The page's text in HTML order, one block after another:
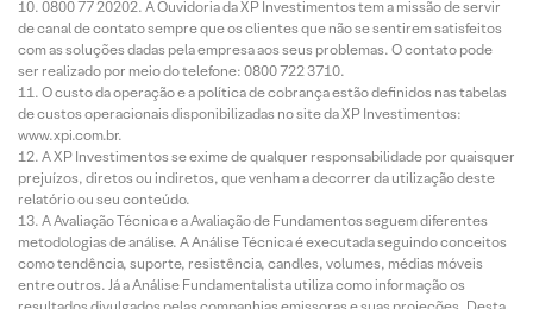
0800 77 20202. A Ouvidoria da XP Investimentos tem a missão de servir
de canal de contato sempre que os clientes que não se sentirem satisfeitos
com as soluções dadas pela empresa aos seus problemas. O contato pode
ser realizado por meio do telefone: 0800 722 3710.
O custo da operação e a política de cobrança estão definidos nas tabelas
de custos operacionais disponibilizadas no site da XP Investimentos:
www.xpi.com.br.
A XP Investimentos se exime de qualquer responsabilidade por quaisquer
prejuízos, diretos ou indiretos, que venham a decorrer da utilização deste
relatório ou seu conteúdo.
A Avaliação Técnica e a Avaliação de Fundamentos seguem diferentes
metodologias de análise. A Análise Técnica é executada seguindo conceitos
como tendência, suporte, resistência, candles, volumes, médias móveis
entre outros. Já a Análise Fundamentalista utiliza como informação os